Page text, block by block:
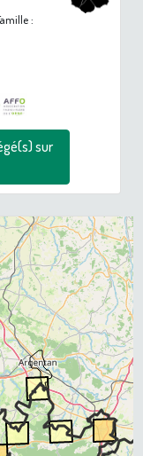
:
sur